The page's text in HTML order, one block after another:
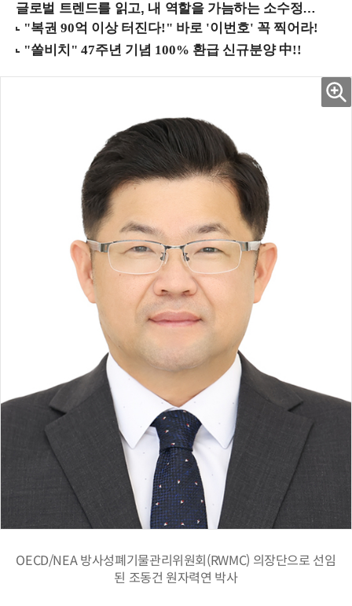
글로벌 트렌드를 읽고, 내 역할을 가늠하는 소수정예 실습 워크숍 (8/28 신논현역)
OECD/NEA 방사성폐기물관리위원회(RWMC) 의장단으로 선임
된 조동건 원자력연 박사